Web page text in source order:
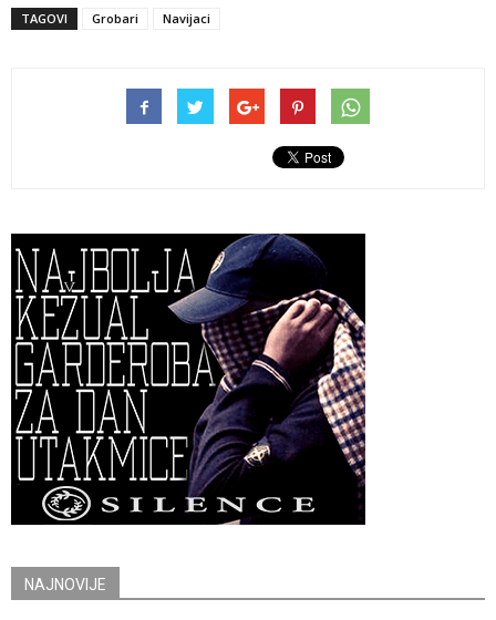
TAGOVI Grobari Navijaci
NAJNOVIJE